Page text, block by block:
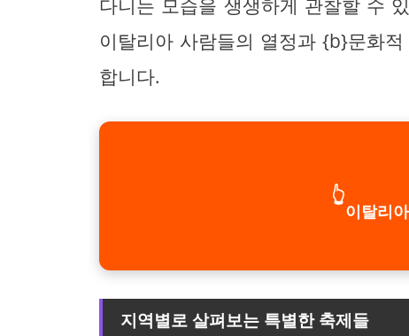
다니는 모습을 생생하게 관찰할 수
이탈리아 사람들의 열정과 {b}문화
합니다.
👆
이탈리
지역별로 살펴보는 특별한 축제들